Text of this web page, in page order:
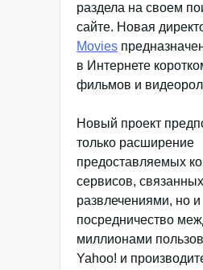
раздела на своем
сайте. Новая
Movies
в Интернете
фильмов и
Новый проект
только расширение
предоставляемых
сервисов,
развлечениями, но и
посредничество
миллионами
Yahoo! и